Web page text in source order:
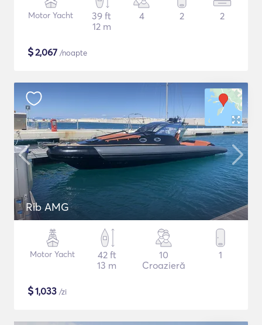
Motor Yacht
39 ft
12 m
4 2 2
$2,067 /noapte
Rib AMG
Motor Yacht
42 ft
13 m
10
Croazieră
1
$1,033 /zi